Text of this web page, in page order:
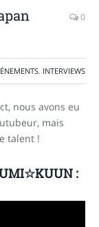
0
, INTERVIEWS
nous avons eu
mais
talent !
: